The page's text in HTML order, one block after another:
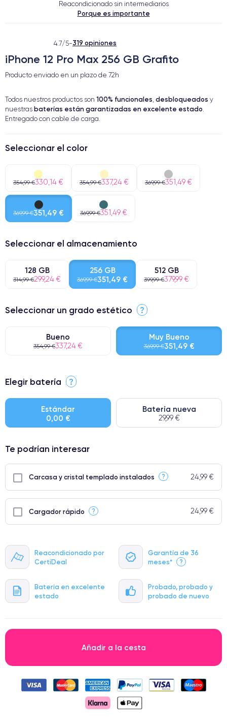
Reacondicionado sin intermediarios
Porque es importante
4.7/5-319 opiniones
iPhone 12 Pro Max 256 GB Grafito
Producto enviado en un plazo de 72h
Todos nuestros productos son 100% funcionales, desbloqueados y
nuestras baterías están garantizadas en excelente estado.
Entregado con cable de carga.
Reacondicionado por
CertiDeal
Garantía de 36
meses*
?
Batería en excelente
estado
Probado, probado y
probado de nuevo
Seleccionar el color
354,99 €330,14 € 354,99 €337,24 € 369,99 €351,49 €
369,99 €351,49 € 369,99 €351,49 €
Seleccionar el almacenamiento
128 GB
314,99 €299,24 €
256 GB
369,99 €351,49 €
512 GB
399,99 €379,99 €
Seleccionar un grado estético ?
Bueno
354,99 €337,24 €
Muy Bueno
369,99 €351,49 €
⭐ Premium
● Batería: uso intensivo.
● Solo el 5% de nuestros teléfonos tienen una categoría Premium.
Elegir batería ?
Estándar
0,00 €
Batería nueva
29,99 €
Te podrían interesar
Carcasa y cristal templado instalados ? 24,99 €
Cargador rápido ? 24,99 €
Añadir a la cesta